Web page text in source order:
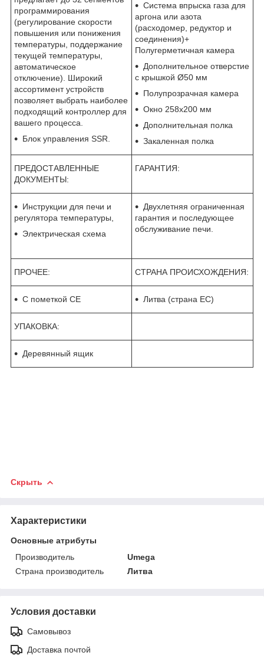
программирования
(регулирование скорости
повышения или понижения
температуры, поддержание
текущей температуры,
автоматическое
отключение). Широкий
ассортимент устройств
позволяет выбрать наиболее
подходящий контроллер для
вашего процесса.
Блок управления SSR.
Система впрыска газа для
аргона или азота
(расходомер, редуктор и
соединения)+
Полугерметичная камера
Дополнительное отверстие
с крышкой Ø50 мм
Полупрозрачная камера
Окно 258x200 мм
Дополнительная полка
Закаленная полка
ПРЕДОСТАВЛЕННЫЕ
ДОКУМЕНТЫ:
ГАРАНТИЯ:
Инструкции для печи и
регулятора температуры,
Электрическая схема
Двухлетняя ограниченная
гарантия и последующее
обслуживание печи.
ПРОЧЕЕ: СТРАНА ПРОИСХОЖДЕНИЯ:
С пометкой CE Литва (страна ЕС)
УПАКОВКА:
Деревянный ящик
Скрыть
Характеристики
Основные атрибуты
Производитель
Umega
Страна производитель
Литва
Условия доставки
Самовывоз
Доставка почтой